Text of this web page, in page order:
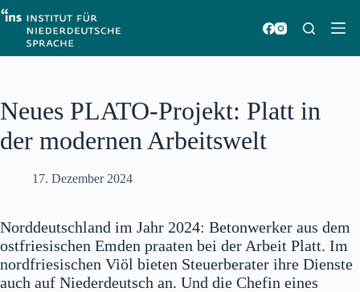
Zum
Inhalt
springen
Neues PLATO-Projekt: Platt in
der modernen Arbeitswelt
17. Dezember 2024
Norddeutschland im Jahr 2024: Betonwerker aus dem
ostfriesischen Emden praaten bei der Arbeit Platt. Im
nordfriesischen Viöl bieten Steuerberater ihre Dienste
auch auf Niederdeutsch an. Und die Chefin eines